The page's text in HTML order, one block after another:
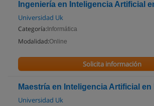
Ingeniería en Inteligencia Artificial
Universidad Uk
Categoría: Informática
Modalidad:Online
Solicita información
Maestría en Inteligencia Artificial en
Universidad Uk